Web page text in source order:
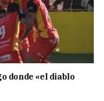
donde «el diablo